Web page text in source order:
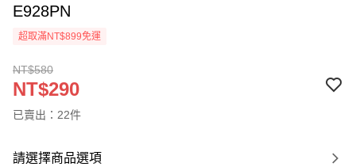
E928PN
超取滿NT$899免運
NT$580
NT$290
已賣出：22件
請選擇商品選項